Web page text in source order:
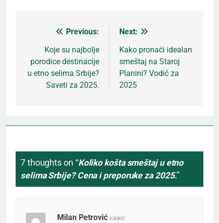
Кретање
чланка
Previous:
Koje su najbolje
porodice destinacije
u etno selima Srbije?
Saveti za 2025.
Next:
Kako pronaći idealan
smeštaj na Staroj
Planini? Vodič za
2025
7 thoughts on “Koliko košta smeštaj u etno
selima Srbije? Cena i preporuke za 2025.”
Milan Petrović каже: